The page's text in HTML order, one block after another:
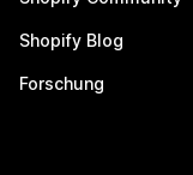
Shopify Blog
Forschung